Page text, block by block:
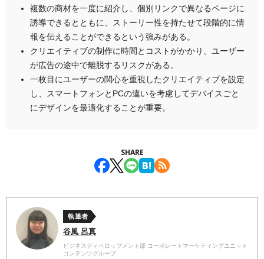
複数の商材を一度に紹介し、個別リンクで異なるページに
誘導できるとともに、ストーリー性を持たせて段階的に情
報を伝えることができるという強みがある。
クリエイティブの制作に時間とコストがかかり、ユーザー
が広告の途中で離脱するリスクがある。
一枚目にユーザーの関心を重視したクリエイティブを設定
し、スマートフォンとPCの違いを考慮してデバイスごと
にデザインを最適化することが重要。
SHARE
執筆者
谷風 呂真
ビジネスディベロップメント部 コーポレートマーケティングユニット
コンテンツグループ